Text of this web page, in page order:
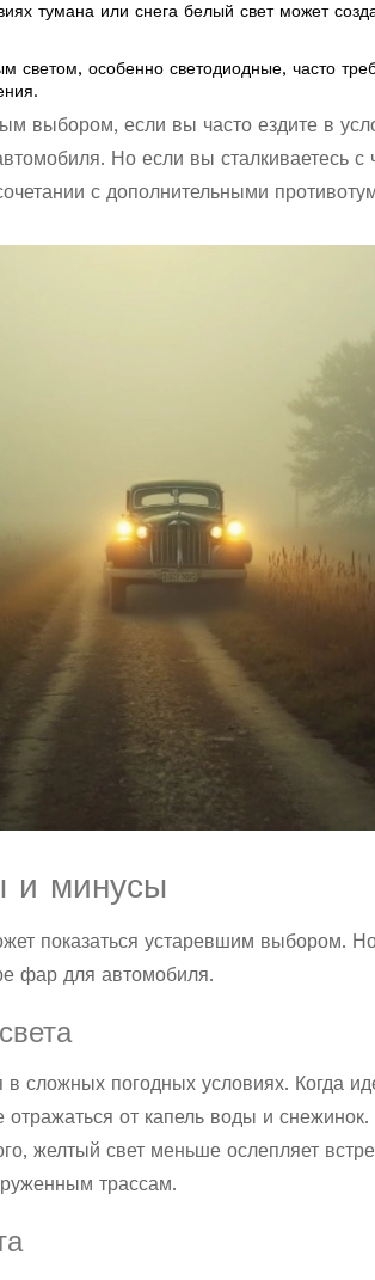
тумана или снега белый свет может
светом, особенно светодиодные, часто
выбором, если вы часто ездите в
Но если вы сталкиваетесь
с дополнительными
и минусы
показаться устаревшим выбором.
фар для автомобиля.
сложных погодных условиях. Когда
от капель воды и
желтый свет меньше ослепляет
трассам.